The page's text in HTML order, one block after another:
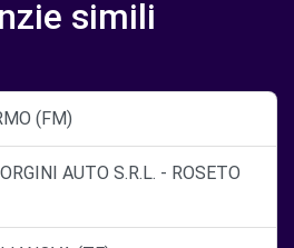
simili
(FM)
AUTO S.R.L. - ROSETO